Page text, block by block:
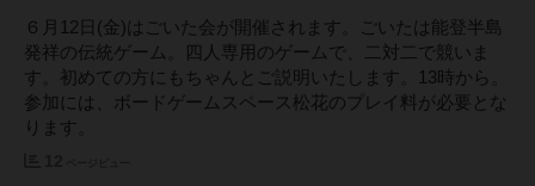
６月12日(金)はごいた会が開催されます。ごいたは能登半島
発祥の伝統ゲーム。四人専用のゲームで、二対二で競いま
す。初めての方にもちゃんとご説明いたします。13時から。
参加には、ボードゲームスペース松花のプレイ料が必要とな
ります。